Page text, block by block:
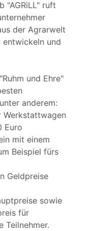
AGRiLL ruft
der Agrarwelt
entwickeln und
Ruhm und Ehre
anderem:
Euro
mit einem
Beispiel fürs
Geldpreise
sowie
für
Teilnehmer.